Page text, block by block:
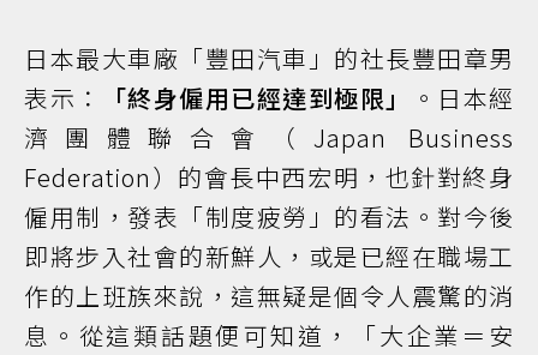
日本最大車廠「豐田汽車」的社長豐田章男
表示：
「終身僱用已經達到極限」
。日本經
濟團體聯合會（Japan Business
Federation）的會長中西宏明，也針對終身
僱用制，發表「制度疲勞」的看法。對今後
即將步入社會的新鮮人，或是已經在職場工
作的上班族來說，這無疑是個令人震驚的消
息。從這類話題便可知道，「大企業＝安